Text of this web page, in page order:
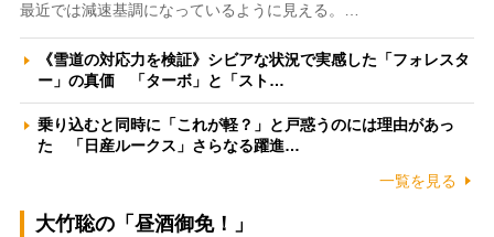
最近では減速基調になっているように見える。…
《雪道の対応力を検証》シビアな状況で実感した「フォレスタ
ー」の真価 「ターボ」と「スト…
乗り込むと同時に「これが軽？」と戸惑うのには理由があっ
た 「日産ルークス」さらなる躍進…
一覧を見る
大竹聡の「昼酒御免！」